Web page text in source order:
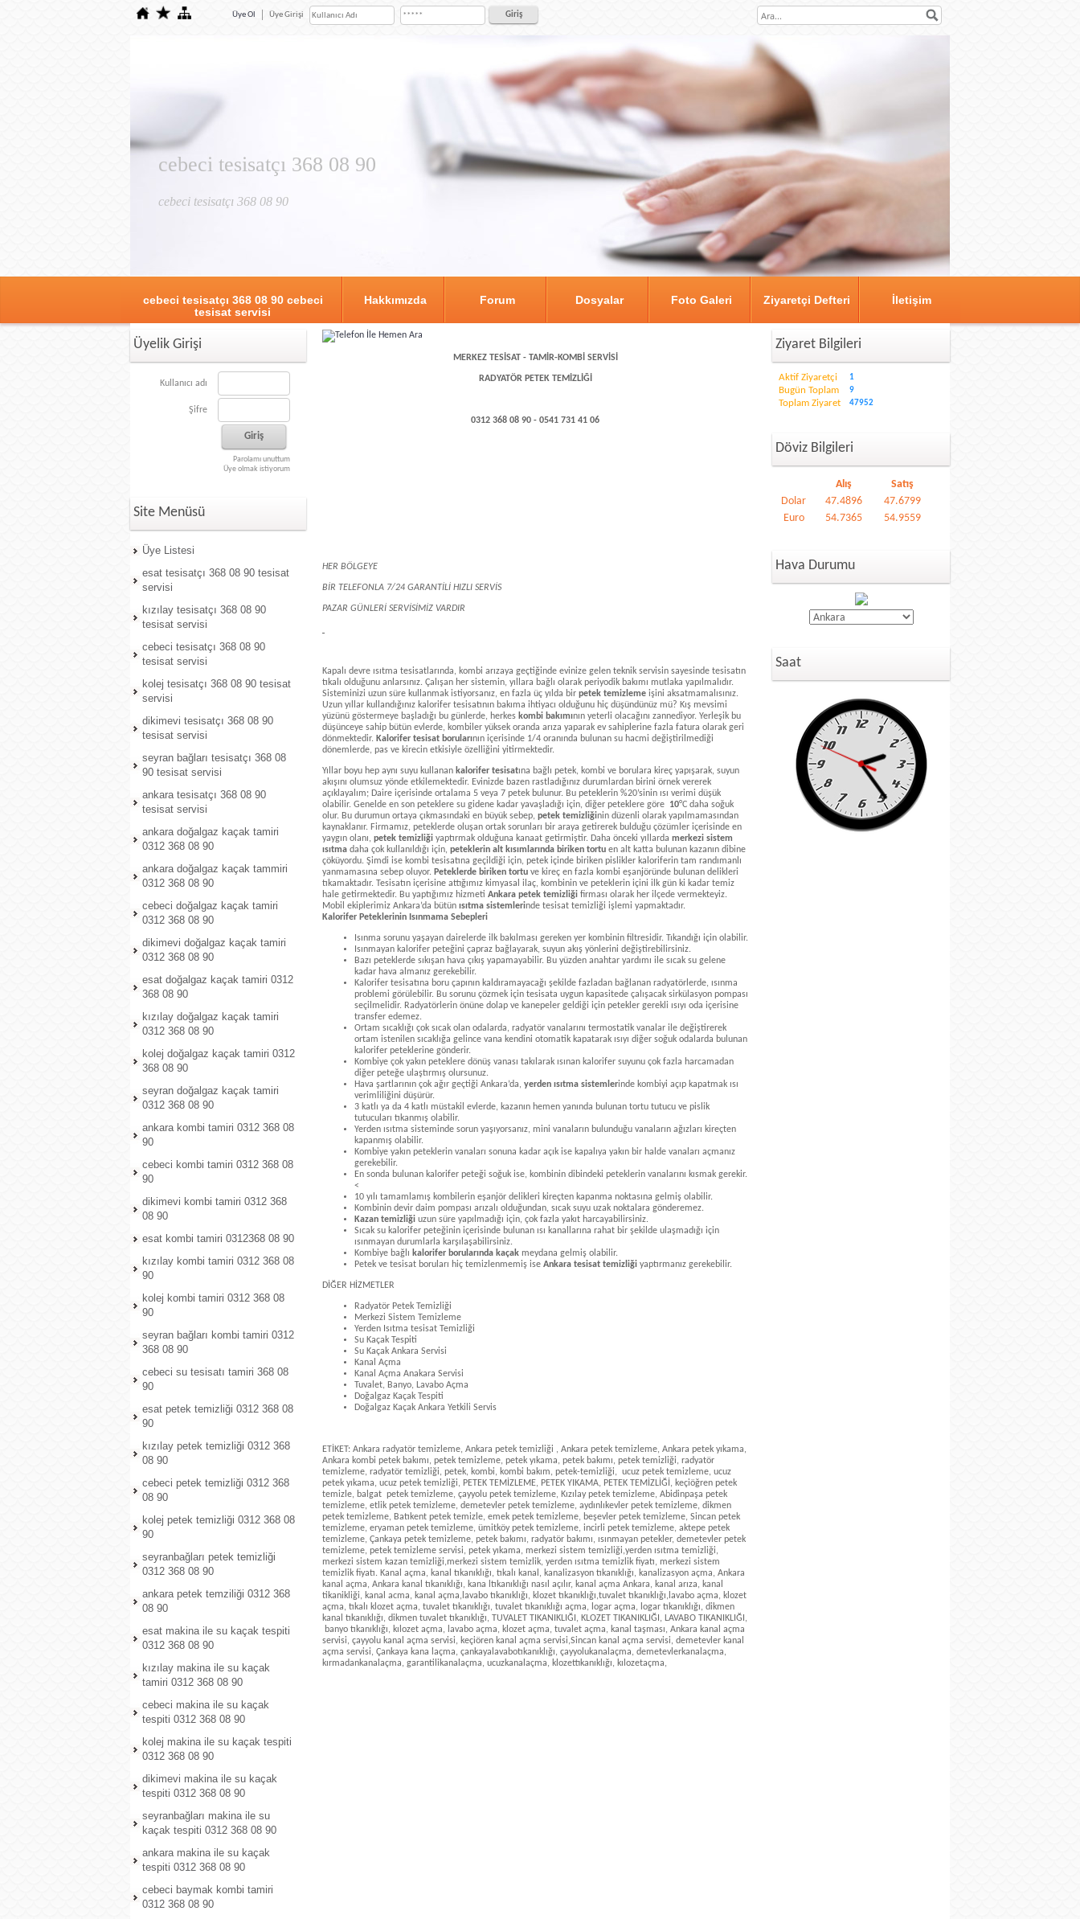
Üye Ol Üye Girişi
cebeci tesisatçı 368 08 90
cebeci tesisatçı 368 08 90
cebeci tesisatçı 368 08 90 cebeci
tesisat servisi
Hakkımızda Forum Dosyalar Foto Galeri Ziyaretçi Defteri İletişim
Üyelik Girişi
Kullanıcı adı
Şifre
Parolamı unuttum
Üye olmak istiyorum
Site Menüsü
Üye Listesi
esat tesisatçı 368 08 90 tesisat
servisi
kızılay tesisatçı 368 08 90
tesisat servisi
cebeci tesisatçı 368 08 90
tesisat servisi
kolej tesisatçı 368 08 90 tesisat
servisi
dikimevi tesisatçı 368 08 90
tesisat servisi
seyran bağları tesisatçı 368 08
90 tesisat servisi
ankara tesisatçı 368 08 90
tesisat servisi
ankara doğalgaz kaçak tamiri
0312 368 08 90
ankara doğalgaz kaçak tammiri
0312 368 08 90
cebeci doğalgaz kaçak tamiri
0312 368 08 90
dikimevi doğalgaz kaçak tamiri
0312 368 08 90
esat doğalgaz kaçak tamiri 0312
368 08 90
kızılay doğalgaz kaçak tamiri
0312 368 08 90
kolej doğalgaz kaçak tamiri 0312
368 08 90
seyran doğalgaz kaçak tamiri
0312 368 08 90
ankara kombi tamiri 0312 368 08
90
cebeci kombi tamiri 0312 368 08
90
dikimevi kombi tamiri 0312 368
08 90
esat kombi tamiri 0312368 08 90
kızılay kombi tamiri 0312 368 08
90
kolej kombi tamiri 0312 368 08
90
seyran bağları kombi tamiri 0312
368 08 90
cebeci su tesisatı tamiri 368 08
90
esat petek temizliği 0312 368 08
90
kızılay petek temizliği 0312 368
08 90
cebeci petek temizliği 0312 368
08 90
kolej petek temizliği 0312 368 08
90
seyranbağları petek temizliği
0312 368 08 90
ankara petek temziliği 0312 368
08 90
esat makina ile su kaçak tespiti
0312 368 08 90
kızılay makina ile su kaçak
tamiri 0312 368 08 90
cebeci makina ile su kaçak
tespiti 0312 368 08 90
kolej makina ile su kaçak tespiti
0312 368 08 90
dikimevi makina ile su kaçak
tespiti 0312 368 08 90
seyranbağları makina ile su
kaçak tespiti 0312 368 08 90
ankara makina ile su kaçak
tespiti 0312 368 08 90
cebeci baymak kombi tamiri
0312 368 08 90
MERKEZ TESİSAT - TAMİR-KOMBİ SERVİSİ
RADYATÖR PETEK TEMİZLİĞİ
0312 368 08 90 - 0541 731 41 06
HER BÖLGEYE
BİR TELEFONLA 7/24 GARANTİLİ HIZLI SERVİS
PAZAR GÜNLERİ SERVİSİMİZ VARDIR
Kapalı devre ısıtma tesisatlarında, kombi arızaya geçtiğinde evinize gelen teknik servisin sayesinde tesisatın
tıkalı olduğunu anlarsınız. Çalışan her sistemin, yıllara bağlı olarak periyodik bakımı mutlaka yapılmalıdır.
Sisteminizi uzun süre kullanmak istiyorsanız, en fazla üç yılda bir petek temizleme işini aksatmamalısınız.
Uzun yıllar kullandığınız kalorifer tesisatının bakıma ihtiyacı olduğunu hiç düşündünüz mü? Kış mevsimi
yüzünü göstermeye başladığı bu günlerde, herkes kombi bakımının yeterli olacağını zannediyor. Yerleşik bu
düşünceye sahip bütün evlerde, kombiler yüksek oranda arıza yaparak ev sahiplerine fazla fatura olarak geri
dönmektedir. Kalorifer tesisat borularının içerisinde 1/4 oranında bulunan su hacmi değiştirilmediği
dönemlerde, pas ve kirecin etkisiyle özelliğini yitirmektedir.
Yıllar boyu hep aynı suyu kullanan kalorifer tesisatına bağlı petek, kombi ve borulara kireç yapışarak, suyun
akışını olumsuz yönde etkilemektedir. Evinizde bazen rastladığınız durumlardan birini örnek vererek
açıklayalım; Daire içerisinde ortalama 5 veya 7 petek bulunur. Bu peteklerin %20’sinin ısı verimi düşük
olabilir. Genelde en son peteklere su gidene kadar yavaşladığı için, diğer peteklere göre 10°C daha soğuk
olur. Bu durumun ortaya çıkmasındaki en büyük sebep, petek temizliğinin düzenli olarak yapılmamasından
kaynaklanır. Firmamız, peteklerde oluşan ortak sorunları bir araya getirerek bulduğu çözümler içerisinde en
yaygın olanı, petek temizliği yaptırmak olduğuna kanaat getirmiştir. Daha önceki yıllarda merkezi sistem
ısıtma daha çok kullanıldığı için, peteklerin alt kısımlarında biriken tortu en alt katta bulunan kazanın dibine
çöküyordu. Şimdi ise kombi tesisatına geçildiği için, petek içinde biriken pislikler kaloriferin tam randımanlı
yanmamasına sebep oluyor. Peteklerde biriken tortu ve kireç en fazla kombi eşanjöründe bulunan delikleri
tıkamaktadır. Tesisatın içerisine attığımız kimyasal ilaç, kombinin ve peteklerin içini ilk gün ki kadar temiz
hale getirmektedir. Bu yaptığımız hizmeti Ankara petek temizliği firması olarak her ilçede vermekteyiz.
Mobil ekiplerimiz Ankara’da bütün ısıtma sistemlerinde tesisat temizliği işlemi yapmaktadır.
Kalorifer Peteklerinin Isınmama Sebepleri
Isınma sorunu yaşayan dairelerde ilk bakılması gereken yer kombinin filtresidir. Tıkandığı için olabilir.
Isınmayan kalorifer peteğini çapraz bağlayarak, suyun akış yönlerini değiştirebilirsiniz.
Bazı peteklerde sıkışan hava çıkış yapamayabilir. Bu yüzden anahtar yardımı ile sıcak su gelene
kadar hava almanız gerekebilir.
Kalorifer tesisatına boru çapının kaldıramayacağı şekilde fazladan bağlanan radyatörlerde, ısınma
problemi görülebilir. Bu sorunu çözmek için tesisata uygun kapasitede çalışacak sirkülasyon pompası
seçilmelidir. Radyatörlerin önüne dolap ve kanepeler geldiği için petekler gerekli ısıyı oda içerisine
transfer edemez.
Ortam sıcaklığı çok sıcak olan odalarda, radyatör vanalarını termostatik vanalar ile değiştirerek
ortam istenilen sıcaklığa gelince vana kendini otomatik kapatarak ısıyı diğer soğuk odalarda bulunan
kalorifer peteklerine gönderir.
Kombiye çok yakın peteklere dönüş vanası takılarak ısınan kalorifer suyunu çok fazla harcamadan
diğer peteğe ulaştırmış olursunuz.
Hava şartlarının çok ağır geçtiği Ankara’da, yerden ısıtma sistemlerinde kombiyi açıp kapatmak ısı
verimliliğini düşürür.
3 katlı ya da 4 katlı müstakil evlerde, kazanın hemen yanında bulunan tortu tutucu ve pislik
tutucuları tıkanmış olabilir.
Yerden ısıtma sisteminde sorun yaşıyorsanız, mini vanaların bulunduğu vanaların ağızları kireçten
kapanmış olabilir.
Kombiye yakın peteklerin vanaları sonuna kadar açık ise kapalıya yakın bir halde vanaları açmanız
gerekebilir.
En sonda bulunan kalorifer peteği soğuk ise, kombinin dibindeki peteklerin vanalarını kısmak gerekir.
<
10 yılı tamamlamış kombilerin eşanjör delikleri kireçten kapanma noktasına gelmiş olabilir.
Kombinin devir daim pompası arızalı olduğundan, sıcak suyu uzak noktalara gönderemez.
Kazan temizliği uzun süre yapılmadığı için, çok fazla yakıt harcayabilirsiniz.
Sıcak su kalorifer peteğinin içerisinde bulunan ısı kanallarına rahat bir şekilde ulaşmadığı için
ısınmayan durumlarla karşılaşabilirsiniz.
Kombiye bağlı kalorifer borularında kaçak meydana gelmiş olabilir.
Petek ve tesisat boruları hiç temizlenmemiş ise Ankara tesisat temizliği yaptırmanız gerekebilir.
DİĞER HİZMETLER
Radyatör Petek Temizliği
Merkezi Sistem Temizleme
Yerden Isıtma tesisat Temizliği
Su Kaçak Tespiti
Su Kaçak Ankara Servisi
Kanal Açma
Kanal Açma Anakara Servisi
Tuvalet, Banyo, Lavabo Açma
Doğalgaz Kaçak Tespiti
Doğalgaz Kaçak Ankara Yetkili Servis
ETİKET: Ankara radyatör temizleme, Ankara petek temizliği , Ankara petek temizleme, Ankara petek yıkama,
Ankara kombi petek bakımı, petek temizleme, petek yıkama, petek bakımı, petek temizliği, radyatör
temizleme, radyatör temizliği, petek, kombi, kombi bakım, petek-temizliği, ucuz petek temizleme, ucuz
petek yıkama, ucuz petek temizliği, PETEK TEMİZLEME, PETEK YIKAMA, PETEK TEMİZLİĞİ, keçiöğren petek
temizle, balgat petek temizleme, çayyolu petek temizleme, Kızılay petek temizleme, Abidinpaşa petek
temizleme, etlik petek temizleme, demetevler petek temizleme, aydınlıkevler petek temizleme, dikmen
petek temizleme, Batıkent petek temizle, emek petek temizleme, beşevler petek temizleme, Sincan petek
temizleme, eryaman petek temizleme, ümitköy petek temizleme, incirli petek temizleme, aktepe petek
temizleme, Çankaya petek temizleme, petek bakımı, radyatör bakımı, ısınmayan petekler, demetevler petek
temizleme, petek temizleme servisi, petek yıkama, merkezi sistem temizliği,yerden ısıtma temizliği,
merkezi sistem kazan temizliği,merkezi sistem temizlik, yerden ısıtma temizlik fiyatı, merkezi sistem
temizlik fiyatı. Kanal açma, kanal tıkanıklığı, tıkalı kanal, kanalizasyon tıkanıklığı, kanalizasyon açma, Ankara
kanal açma, Ankara kanal tıkanıklığı, kana ltıkanıklığı nasıl açılır, kanal açma Ankara, kanal arıza, kanal
tikanikliği, kanal acma, kanal açma,lavabo tıkanıklığı, klozet tıkanıklığı,tuvalet tıkanıklığı,lavabo açma, klozet
açma, tıkalı klozet açma, tuvalet tıkanıklığı, tuvalet tıkanıklığı açma, logar açma, logar tıkanıklığı, dikmen
kanal tıkanıklığı, dikmen tuvalet tıkanıklığı, TUVALET TIKANIKLIĞI, KLOZET TIKANIKLIĞI, LAVABO TIKANIKLIĞI,
banyo tıkanıklığı, kılozet açma, lavabo açma, klozet açma, tuvalet açma, kanal taşması, Ankara kanal açma
servisi, çayyolu kanal açma servisi, keçiören kanal açma servisi,Sincan kanal açma servisi, demetevler kanal
açma servisi, Çankaya kana laçma, çankayalavabotıkanıklığı, çayyolukanalaçma, demetevlerkanalaçma,
kırmadankanalaçma, garantilikanalaçma, ucuzkanalaçma, klozettıkanıklığı, kılozetaçma,
Ziyaret Bilgileri
Aktif Ziyaretçi 1
Bugün Toplam 9
Toplam Ziyaret 47952
Döviz Bilgileri
Alış
Satış
Dolar
47.4896
47.6799
Euro
54.7365 54.9559
Hava Durumu
Saat